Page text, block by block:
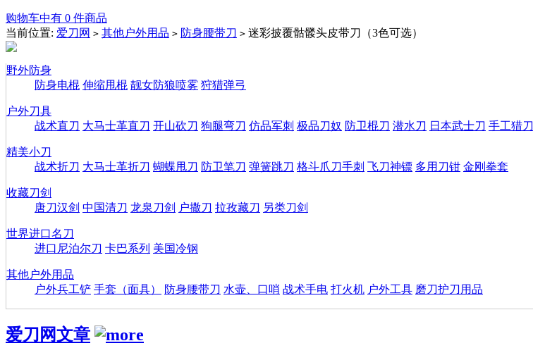
购物车中有 0 件商品
当前位置: 爱刀网 > 其他户外用品 > 防身腰带刀 > 迷彩披覆骷髅头皮带刀（3色可选）
野外防身
防身电棍 伸缩甩棍 靓女防狼喷雾 狩猎弹弓
户外刀具
战术直刀 大马士革直刀 开山砍刀 狗腿弯刀 仿品军刺 极品刀奴 防卫棍刀 潜水刀 日本武士刀 手工猎刀
精美小刀
战术折刀 大马士革折刀 蝴蝶甩刀 防卫笔刀 弹簧跳刀 格斗爪刀手刺 飞刀神镖 多用刀钳 金刚拳套
收藏刀剑
唐刀汉剑 中国清刀 龙泉刀剑 户撒刀 拉孜藏刀 另类刀剑
世界进口名刀
进口尼泊尔刀 卡巴系列 美国冷钢
其他户外用品
户外兵工铲 手套（面具） 防身腰带刀 水壶、口哨 战术手电 打火机 户外工具 磨刀护刀用品
爱刀网文章